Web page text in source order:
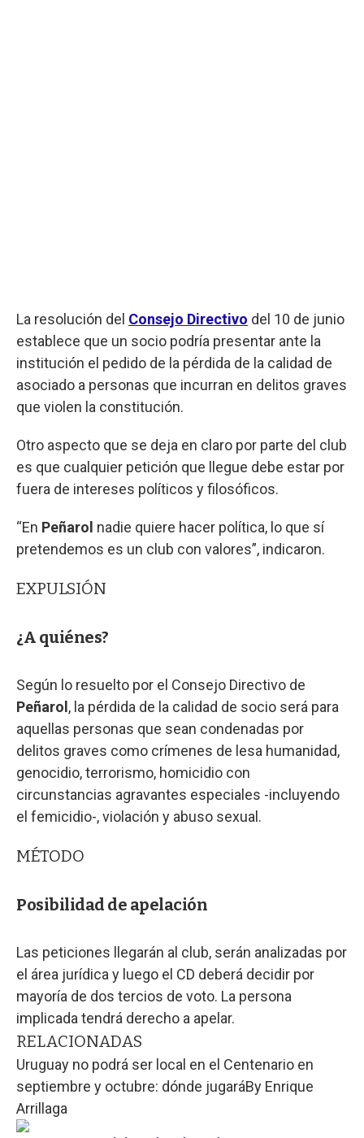
La resolución del Consejo Directivo del 10 de junio
establece que un socio podría presentar ante la
institución el pedido de la pérdida de la calidad de
asociado a personas que incurran en delitos graves
que violen la constitución.
Otro aspecto que se deja en claro por parte del club
es que cualquier petición que llegue debe estar por
fuera de intereses políticos y filosóficos.
“En Peñarol nadie quiere hacer política, lo que sí
pretendemos es un club con valores”, indicaron.
EXPULSIÓN
¿A quiénes?
Según lo resuelto por el Consejo Directivo de
Peñarol , la pérdida de la calidad de socio será para
aquellas personas que sean condenadas por
delitos graves como crímenes de lesa humanidad,
genocidio, terrorismo, homicidio con
circunstancias agravantes especiales -incluyendo
el femicidio-, violación y abuso sexual.
MÉTODO
Posibilidad de apelación
Las peticiones llegarán al club, serán analizadas por
el área jurídica y luego el CD deberá decidir por
mayoría de dos tercios de voto. La persona
implicada tendrá derecho a apelar.
RELACIONADAS
Uruguay no podrá ser local en el Centenario en
septiembre y octubre: dónde jugaráBy Enrique
Arrillaga